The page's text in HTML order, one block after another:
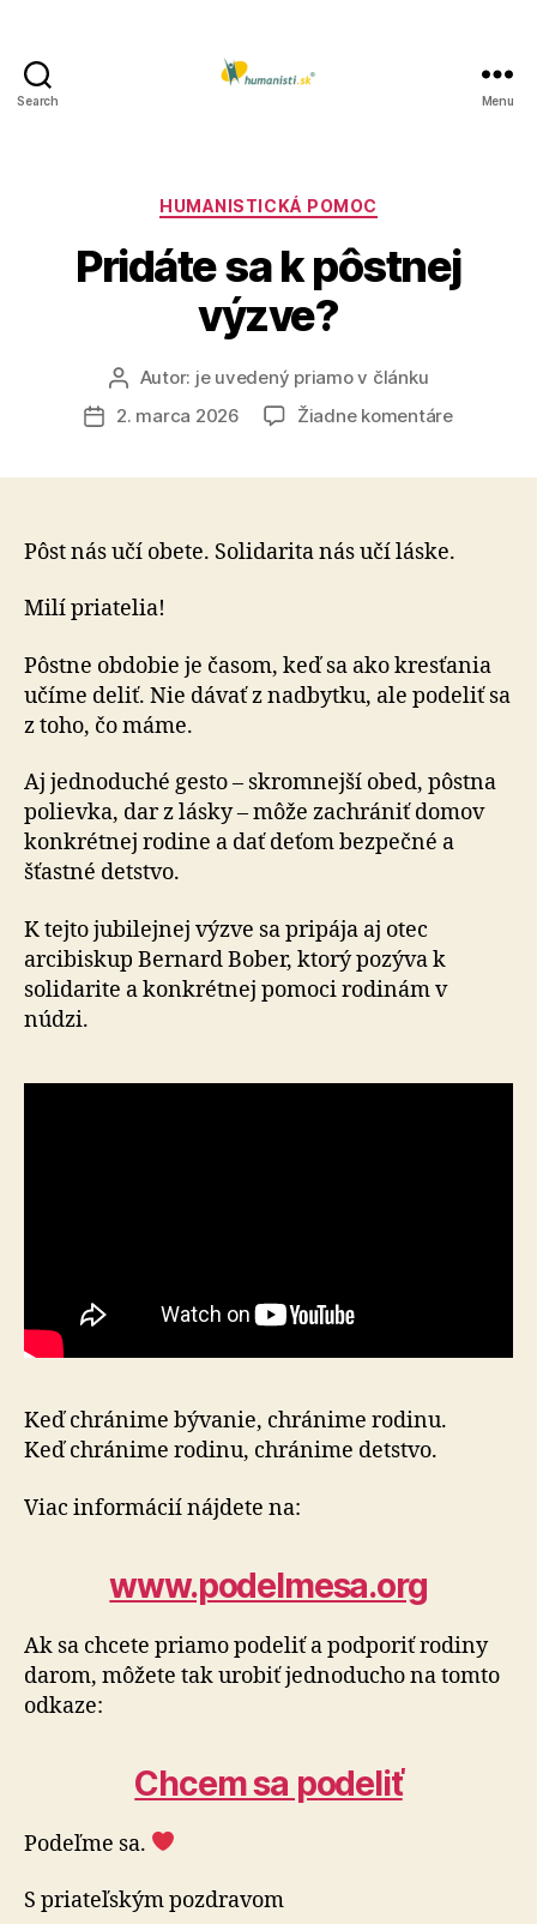
Search Menu
Kategórie
HUMANISTICKÁ POMOC
Pridáte sa k pôstnej
výzve?
Autor
článku
Autor: je uvedený priamo v článku
Dátum
2. marca 2026 Žiadne komentárena
Pôst nás učí obete. Solidarita nás učí láske.
Milí priatelia!
Pôstne obdobie je časom, keď sa ako kresťania
učíme deliť. Nie dávať z nadbytku, ale podeliť sa
z toho, čo máme.
Aj jednoduché gesto – skromnejší obed, pôstna
polievka, dar z lásky – môže zachrániť domov
konkrétnej rodine a dať deťom bezpečné a
šťastné detstvo.
K tejto jubilejnej výzve sa pripája aj otec
arcibiskup Bernard Bober, ktorý pozýva k
solidarite a konkrétnej pomoci rodinám v
núdzi.
Keď chránime bývanie, chránime rodinu.
Keď chránime rodinu, chránime detstvo.
Viac informácií nájdete na:
www.podelmesa.org
Ak sa chcete priamo podeliť a podporiť rodiny
darom, môžete tak urobiť jednoducho na tomto
odkaze:
Chcem sa podeliť
Podeľme sa.
S priateľským pozdravom